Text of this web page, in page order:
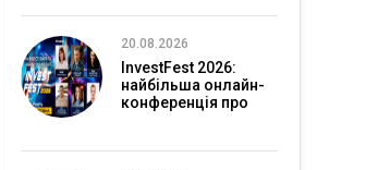
20.08.2026
InvestFest 2026:
найбільша онлайн-
конференція про